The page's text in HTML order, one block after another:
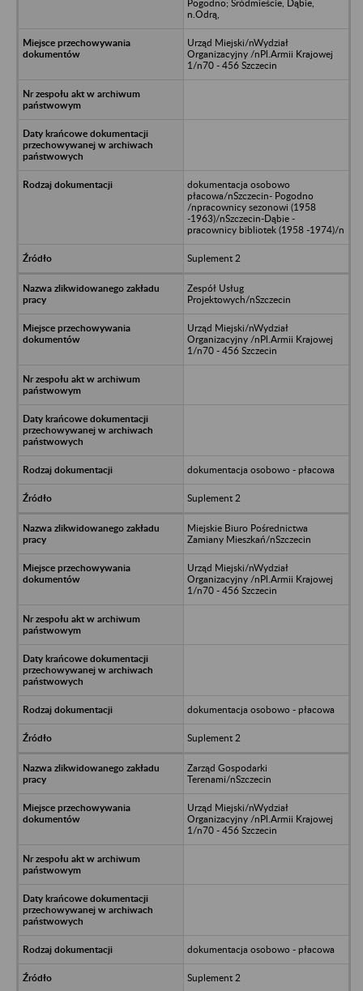
Pogodno; Śródmieście, Dąbie,
n.Odrą,
Urząd Miejski/nWydział
Organizacyjny /nPl.Armii Krajowej
1/n70 - 456 Szczecin
dokumentacja osobowo
płacowa/nSzczecin- Pogodno
/npracownicy sezonowi (1958
-1963)/nSzczecin-Dąbie -
pracownicy bibliotek (1958 -1974)/n
Suplement 2
Zespół Usług
Projektowych/nSzczecin
Urząd Miejski/nWydział
Organizacyjny /nPl.Armii Krajowej
1/n70 - 456 Szczecin
dokumentacja osobowo - płacowa
Suplement 2
Miejskie Biuro Pośrednictwa
Zamiany Mieszkań/nSzczecin
Urząd Miejski/nWydział
Organizacyjny /nPl.Armii Krajowej
1/n70 - 456 Szczecin
dokumentacja osobowo - płacowa
Suplement 2
Zarząd Gospodarki
Terenami/nSzczecin
Urząd Miejski/nWydział
Organizacyjny /nPl.Armii Krajowej
1/n70 - 456 Szczecin
dokumentacja osobowo - płacowa
Suplement 2